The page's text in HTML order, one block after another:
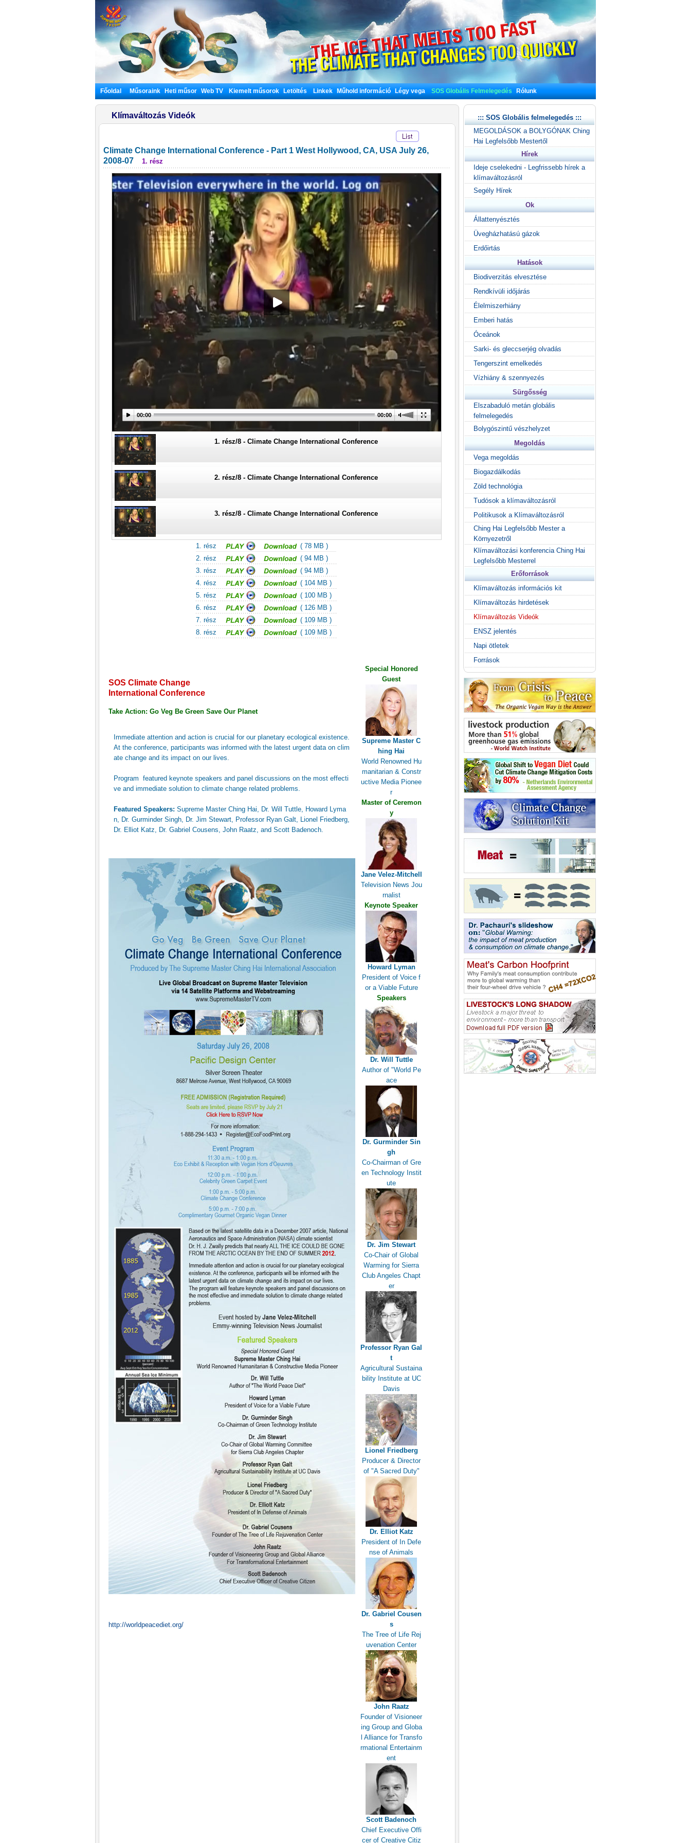
Főoldal Műsoraink Heti műsor Web TV Kiemelt műsorok Letöltés Linkek Műhold információ Légy vega SOS Globális Felmelegedés Rólunk
Klímaváltozás Videók
Climate Change International Conference - Part 1 West Hollywood, CA, USA July 26,
2008-07
1. rész
00:00 00:00
1. rész/8 - Climate Change International Conference
2. rész/8 - Climate Change International Conference
3. rész/8 - Climate Change International Conference
4. rész/8 - Climate Change International Conference
5. rész/8 - Climate Change International Conference
6. rész/8 - Climate Change International Conference
1. rész
( 78 MB )
2. rész
( 94 MB )
3. rész
( 94 MB )
4. rész
( 104 MB )
5. rész
( 100 MB )
6. rész
( 126 MB )
7. rész
( 109 MB )
8. rész
( 109 MB )
SOS Climate Change
International Conference
Take Action: Go Veg Be Green Save Our Planet
Immediate attention and action is crucial for our planetary ecological existence.
At the conference, participants was informed with the latest urgent data on clim
ate change and its impact on our lives.
Program featured keynote speakers and panel discussions on the most effecti
ve and immediate solution to climate change related problems.
Featured Speakers: Supreme Master Ching Hai, Dr. Will Tuttle, Howard Lyma
n, Dr. Gurminder Singh, Dr. Jim Stewart, Professor Ryan Galt, Lionel Friedberg,
Dr. Elliot Katz, Dr. Gabriel Cousens, John Raatz, and Scott Badenoch.
http://worldpeacediet.org/
Special Honored
Guest
Supreme Master C
hing Hai
World Renowned Hu
manitarian & Constr
uctive Media Pionee
r
Master of Ceremon
y
Jane Velez-Mitchell
Television News Jou
rnalist
Keynote Speaker
Howard Lyman
President of Voice f
or a Viable Future
Speakers
Dr. Will Tuttle
Author of "World Pe
ace
Dr. Gurminder Sin
gh
Co-Chairman of Gre
en Technology Instit
ute
Dr. Jim Stewart
Co-Chair of Global
Warming for Sierra
Club Angeles Chapt
er
Professor Ryan Gal
t
Agricultural Sustaina
bility Institute at UC
Davis
Lionel Friedberg
Producer & Director
of "A Sacred Duty"
Dr. Elliot Katz
President of In Defe
nse of Animals
Dr. Gabriel Cousen
s
The Tree of Life Rej
uvenation Center
John Raatz
Founder of Visioneer
ing Group and Globa
l Alliance for Transfo
rmational Entertainm
ent
Scott Badenoch
Chief Executive Offi
cer of Creative Citiz
::: SOS Globális felmelegedés :::
MEGOLDÁSOK a BOLYGÓNAK Ching
Hai Legfelsőbb Mestertől
Hírek
Ideje cselekedni - Legfrissebb hírek a
klímaváltozásról
Segély Hírek
Ok
Állattenyésztés
Üvegházhatású gázok
Erdőirtás
Hatások
Biodiverzitás elvesztése
Rendkívüli időjárás
Élelmiszerhiány
Emberi hatás
Óceánok
Sarki- és gleccserjég olvadás
Tengerszint emelkedés
Vízhiány & szennyezés
Sürgősség
Elszabaduló metán globális
felmelegedés
Bolygószintű vészhelyzet
Megoldás
Vega megoldás
Biogazdálkodás
Zöld technológia
Tudósok a klímaváltozásról
Politikusok a Klímaváltozásról
Ching Hai Legfelsőbb Mester a
Környezetről
Klímaváltozási konferencia Ching Hai
Legfelsőbb Mesterrel
Erőforrások
Klímaváltozás információs kit
Klímaváltozás hirdetések
Klímaváltozás Videók
ENSZ jelentés
Napi ötletek
Források